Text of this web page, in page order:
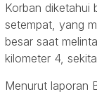
Korban diketahui
setempat, yang
besar saat
kilometer 4,
Menurut laporan